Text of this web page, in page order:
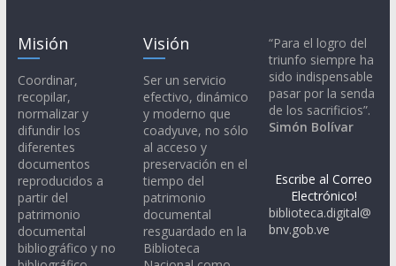
Misión
Coordinar,
recopilar,
normalizar y
difundir los
diferentes
documentos
reproducidos a
partir del
patrimonio
documental
bibliográfico y no
Visión
Ser un servicio
efectivo, dinámico
y moderno que
coadyuve, no sólo
al acceso y
preservación en el
tiempo del
patrimonio
documental
resguardado en la
Biblioteca
“Para el logro del
triunfo siempre ha
sido indispensable
pasar por la senda
de los sacrificios”.
Simón Bolívar
Escribe al Correo
Electrónico!
biblioteca.digital@
bnv.gob.ve